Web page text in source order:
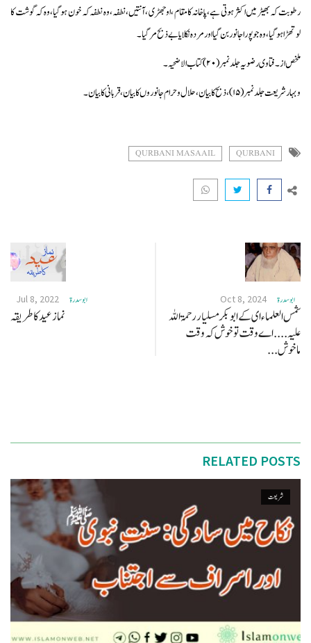
رطوبت کہ بھیڑ میں اکثر ہوتی ہے ،پاخانہ کا مقام ،اوجھڑی ،آنتیں ،نطفہ،وہ نطفہ کہ خون ہو گیا،وہ کہ گوشت کا
لوتھڑا ہو گیا ،وہ جو پورا جانور بن گیااور مردہ نکلا یا بے ذبح مر گیا۔
ملخص از ۔فتاوی رضویہ جلد نمبر (۲۰)کتاب الاضحیہ ۔
وبہار شریعت جلد نمبر (۱۵)،ذبح کا بیان،حلال و حرام جانوروں کا بیان،قربانی کا بیان۔
QURBANI
QURBANI MASAAIL
ابو سدرة Oct 8, 2024
شمس العلماء ای کے ابو بکر مسلیار رحمۃ اللہ
علیہ .... اے وقت تو خوش کہ وقت
ماخوش...
ابو سدرة Jul 8, 2022
نماز عید کا طریقہ
RELATED POSTS
شریعت